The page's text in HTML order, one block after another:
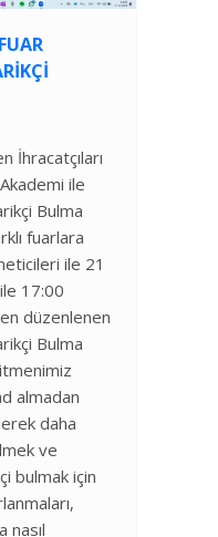
İhracatçıları
ile
Bulma
fuarlara
ile 21
17:00
düzenlenen
Bulma
almadan
daha
ve
bulmak için
nasıl